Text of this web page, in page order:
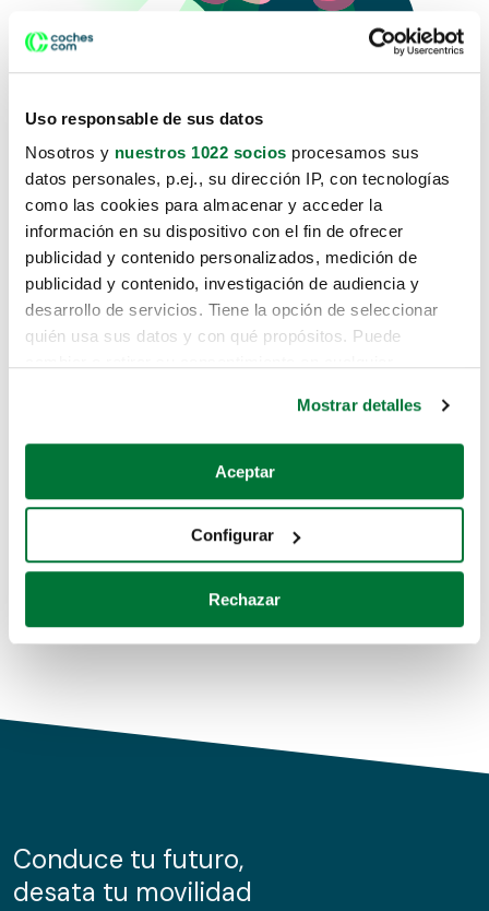
Uso responsable de sus datos
Nosotros y nuestros 1022 socios procesamos sus
datos personales, p.ej., su dirección IP, con tecnologías
como las cookies para almacenar y acceder la
información en su dispositivo con el fin de ofrecer
publicidad y contenido personalizados, medición de
publicidad y contenido, investigación de audiencia y
desarrollo de servicios. Tiene la opción de seleccionar
quién usa sus datos y con qué propósitos. Puede
Si lo permite, también quisiéramos:
Recopilar información sobre su ubicación geográfica
Identificar su dispositivo analizándolo activamente
para buscar características específicas (huellas
Obtenga más información sobre cómo se procesan sus
de cookies.
información sobre el uso que haga del sitio web con
nuestros partners de redes sociales, publicidad y análisis
Mostrar detalles
Aceptar
Configurar
Rechazar
Lo sentimos, no sabemos como
te hemos traido hasta aquí.
Pero puedes encontrar el coche que estás
buscando en alguno de estos enlaces:
Coches de segunda mano
Coches de km0
Conduce tu futuro,
desata tu movilidad